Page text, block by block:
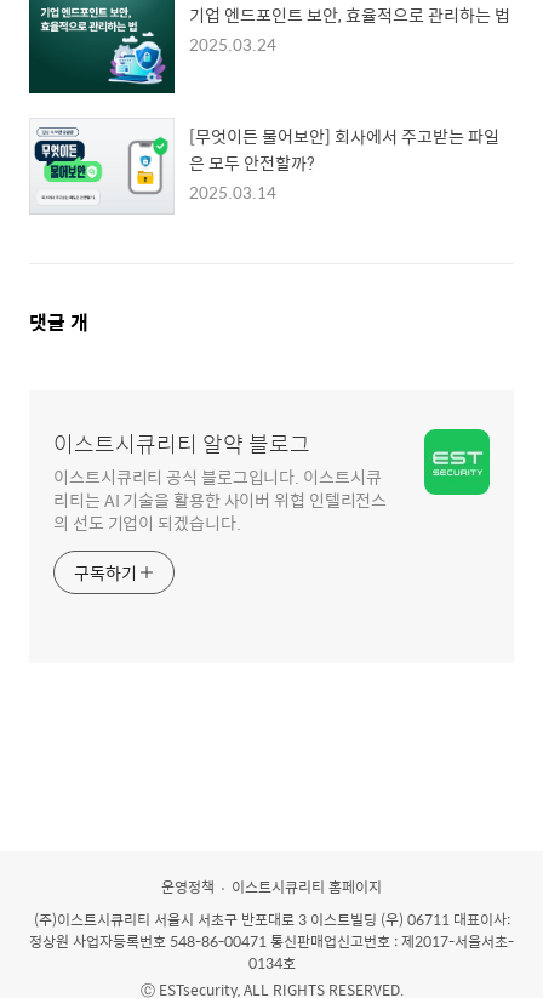
기업 엔드포인트 보안, 효율적으로 관리하는 법
2025.03.24
[무엇이든 물어보안] 회사에서 주고받는 파일
은 모두 안전할까?
2025.03.14
댓
댓글 개
이스트시큐리티 알약 블로그
이스트시큐리티 공식 블로그입니다. 이스트시큐
리티는 AI 기술을 활용한 사이버 위협 인텔리전스
의 선도 기업이 되겠습니다.
구독하기
운영정책
이스트시큐리티 홈페이지
(주)이스트시큐리티 서울시 서초구 반포대로 3 이스트빌딩 (우) 06711 대표이사:
정상원 사업자등록번호 548-86-00471 통신판매업신고번호 : 제2017-서울서초-
0134호
Ⓒ ESTsecurity, ALL RIGHTS RESERVED.